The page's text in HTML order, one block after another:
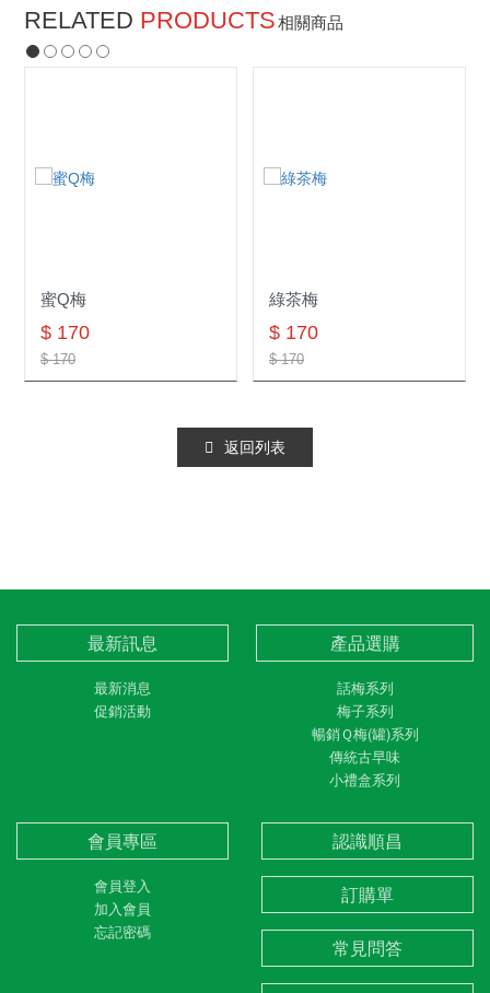
RELATED PRODUCTS相關商品
蜜Q梅
$ 170
$ 170
綠茶梅
$ 170
$ 170
返回列表
最新訊息
最新消息
促銷活動
產品選購
話梅系列
梅子系列
暢銷Ｑ梅(罐)系列
傳統古早味
小禮盒系列
會員專區
會員登入
加入會員
忘記密碼
認識順昌
訂購單
常見問答